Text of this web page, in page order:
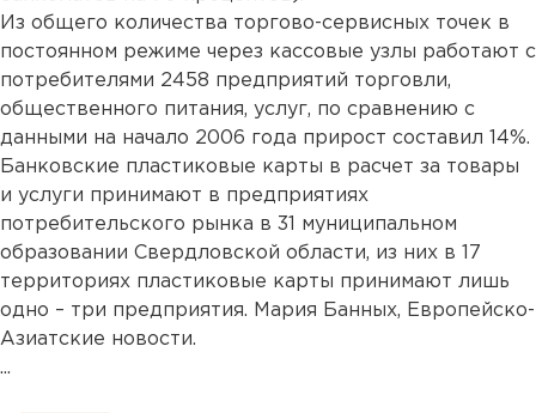
Из общего количества торгово-сервисных точек в
постоянном режиме через кассовые узлы работают с
потребителями 2458 предприятий торговли,
общественного питания, услуг, по сравнению с
данными на начало 2006 года прирост составил 14%.
Банковские пластиковые карты в расчет за товары
и услуги принимают в предприятиях
потребительского рынка в 31 муниципальном
образовании Свердловской области, из них в 17
территориях пластиковые карты принимают лишь
одно – три предприятия. Мария Банных, Европейско-
Азиатские новости.
...